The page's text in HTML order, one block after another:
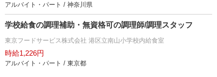
アルバイト・パート / 神奈川県
学校給食の調理補助・無資格可の調理師/調理スタッフ
東京フードサービス株式会社 港区立南山小学校内給食室
時給1,226円
アルバイト・パート / 東京都